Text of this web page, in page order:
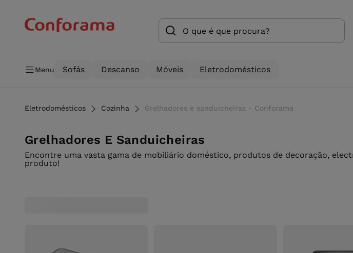
Menu Sofás Descanso Móveis Eletrodomésticos
Eletrodomésticos Cozinha Grelhadores e sanduicheiras - Conforama
Grelhadores E Sanduicheiras
Encontre uma vasta gama de mobiliário doméstico, produtos de decoração,
produto!